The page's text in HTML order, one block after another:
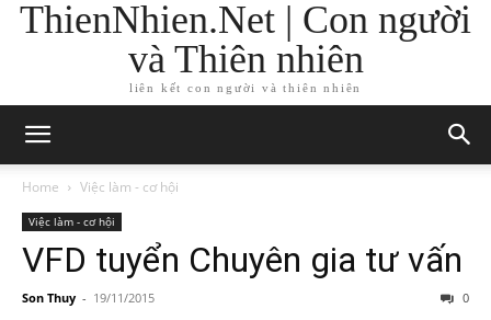
ThienNhien.Net | Con người
và Thiên nhiên
liên kết con người và thiên nhiên
Home Việc làm - cơ hội
Việc làm - cơ hội
VFD tuyển Chuyên gia tư vấn
Son Thuy - 19/11/2015 0